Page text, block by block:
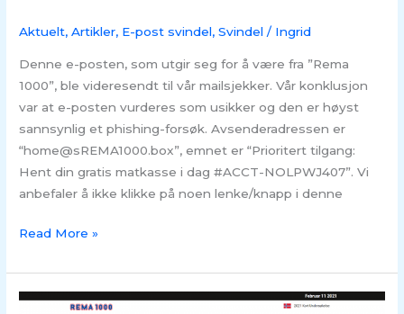
Aktuelt,Artikler, E-post svindel,Svindel / Ingrid
Denne e-posten, som utgir seg for å være fra ”Rema
1000”, ble videresendt til vår mailsjekker. Vår konklusjon
var at e-posten vurderes som usikker og den er høyst
sannsynlig et phishing-forsøk. Avsenderadressen er
“home@sREMA1000.box”, emnet er “Prioritert tilgang:
Hent din gratis matkasse i dag #ACCT-NOLPWJ407”. Vi
anbefaler å ikke klikke på noen lenke/knapp i denne
Read More »
Rema